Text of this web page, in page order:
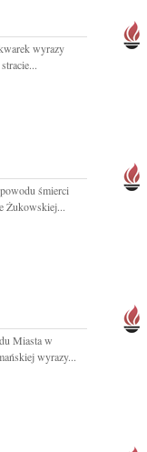
wyrazy
śmierci
Żukowskiej...
Miasta w
wyrazy...